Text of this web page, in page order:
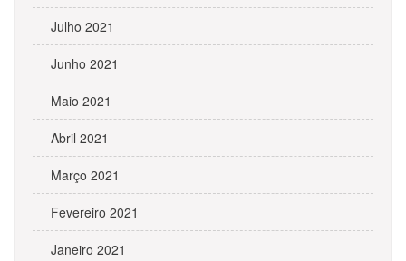
Julho 2021
Junho 2021
Maio 2021
Abril 2021
Março 2021
Fevereiro 2021
Janeiro 2021